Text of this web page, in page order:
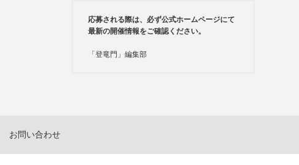
応募される際は、必ず公式ホームページにて
最新の開催情報をご確認ください。
「登竜門」編集部
お問い合わせ